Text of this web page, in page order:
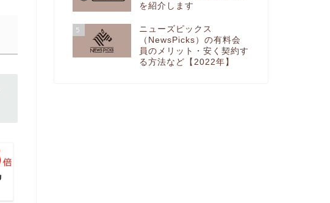
を紹介します
5
ニューズピックス
（NewsPicks）の有料会
員のメリット・安く契約す
る方法など【2022年】